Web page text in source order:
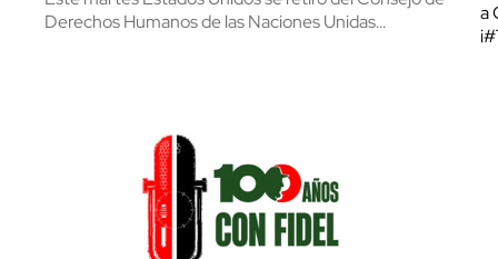
Derechos Humanos de las Naciones Unidas…
a